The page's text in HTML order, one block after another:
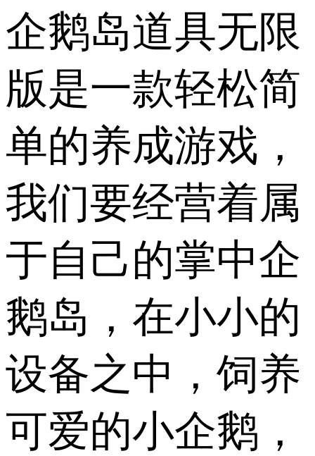
企鹅岛道具无限
版是一款轻松简
单的养成游戏，
我们要经营着属
于自己的掌中企
鹅岛，在小小的
设备之中，饲养
可爱的小企鹅，